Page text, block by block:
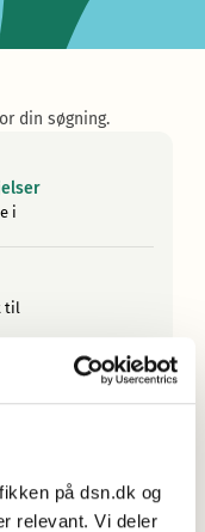
på dsn.dk og
relevant. Vi deler
din søgning.
i
til
af ordstof til